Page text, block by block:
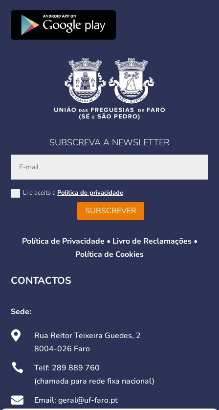
SUBSCREVA A NEWSLETTER
Li e aceito a Política de privacidade
SUBSCREVER
Política de Privacidade • Livro de Reclamações•
Política de Cookies
CONTACTOS
Sede:

Rua Reitor Teixeira Guedes, 2
8004-026 Faro
 Telf: 289 889 760
(chamada para rede fixa nacional)
 Email: geral@uf-faro.pt